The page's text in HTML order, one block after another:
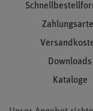
Downloads
Kataloge